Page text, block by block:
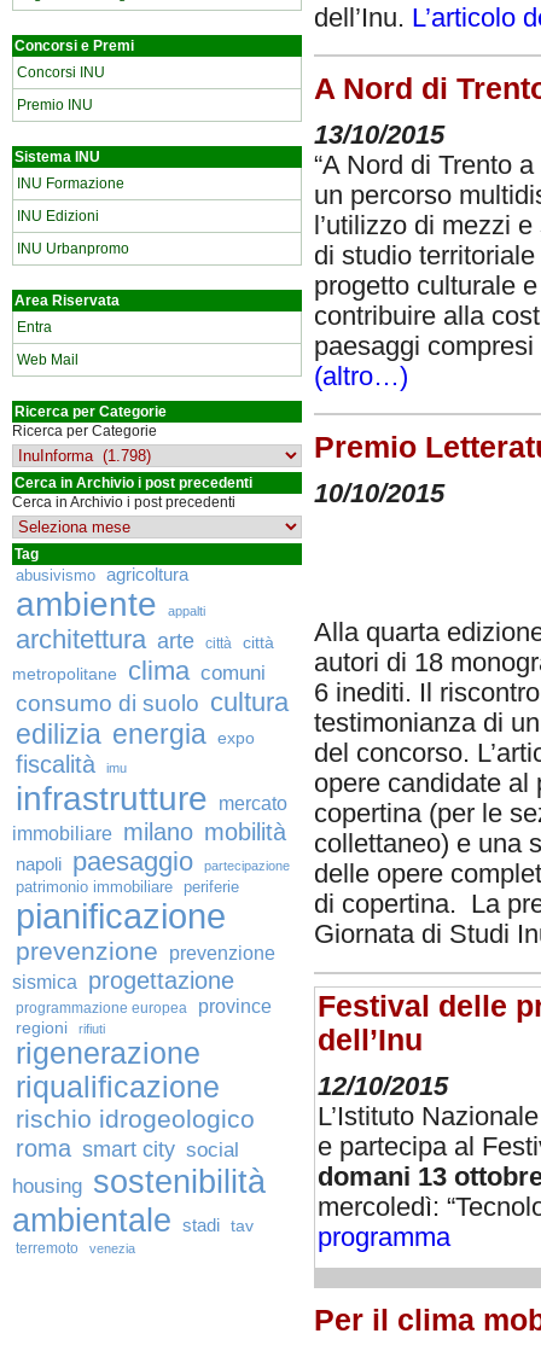
Concorsi e Premi
Concorsi INU
Premio INU
Sistema INU
INU Formazione
INU Edizioni
INU Urbanpromo
Area Riservata
Entra
Web Mail
Ricerca per Categorie
Ricerca per Categorie
Cerca in Archivio i post precedenti
Cerca in Archivio i post precedenti
Tag
abusivismo agricoltura
ambiente appalti
architettura arte città
città
metropolitane
clima comuni
consumo di suolo cultura
edilizia energia expo
fiscalità imu
infrastrutture
mercato
immobiliare milano mobilità
napoli paesaggio partecipazione
patrimonio immobiliare periferie
pianificazione
prevenzione
prevenzione
sismica
progettazione
programmazione europea province
regioni rifiuti
rigenerazione
riqualificazione
rischio idrogeologico
roma smart city social
housing sostenibilità
ambientale stadi tav
terremoto venezia
dell’Inu. L’articolo
A Nord di
13/10/2015
“A Nord di Trento
un percorso
l’utilizzo di mezzi
di studio
progetto culturale
contribuire alla
paesaggi
(altro…)
Premio
10/10/2015
Alla quarta
autori di 18
6 inediti. Il
testimonianza di
del concorso.
opere candidate al
copertina (per le
collettaneo) e una
delle opere
di copertina. La
Giornata di Studi
Festival delle
dell’Inu
12/10/2015
L’Istituto
e partecipa al
domani 13
mercoledì:
programma
Per il clima